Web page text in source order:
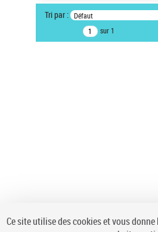
Type de notice d'autorité
Tri par : Défaut
sur 1
Ce site utilise des cookies et vous